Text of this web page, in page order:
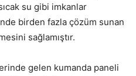
su gibi imkanlar
birden fazla çözüm sunan
sağlamıştır.
gelen kumanda paneli